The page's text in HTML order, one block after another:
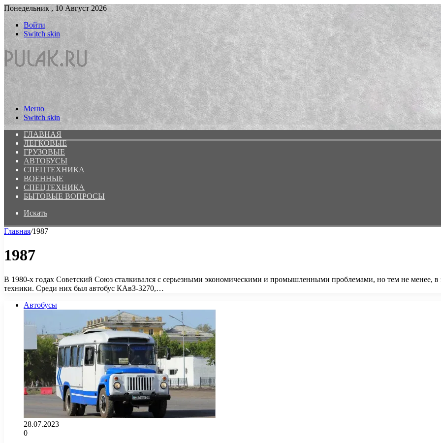
Понедельник , 10 Август 2026
Войти
Switch skin
Меню
Switch skin
ГЛАВНАЯ
ЛЕГКОВЫЕ
ГРУЗОВЫЕ
АВТОБУСЫ
СПЕЦТЕХНИКА
ВОЕННЫЕ
СПЕЦТЕХНИКА
БЫТОВЫЕ ВОПРОСЫ
Искать
Главная/1987
1987
В 1980-х годах Советский Союз сталкивался с серьезными экономическими и промышленными проблемами, но тем не менее, в
техники. Среди них был автобус КАвЗ-3270,…
Автобусы
28.07.2023
0